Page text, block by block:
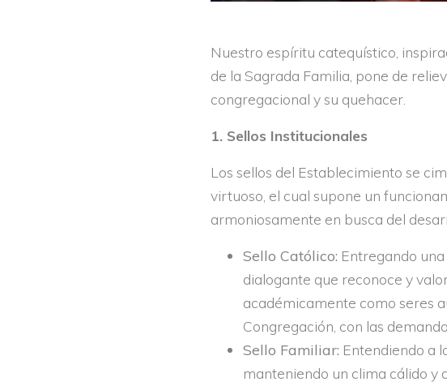
Nuestro espíritu catequístico,
de la Sagrada Familia, pone de
congregacional y su quehacer.
1. Sellos Institucionales
Los sellos del Establecimiento se
virtuoso, el cual supone un
armoniosamente en busca del
Sello Católico: Entregando
dialogante que reconoce y
académicamente como seres
Congregación, con las
Sello Familiar: Entendiendo a
manteniendo un clima cálido y